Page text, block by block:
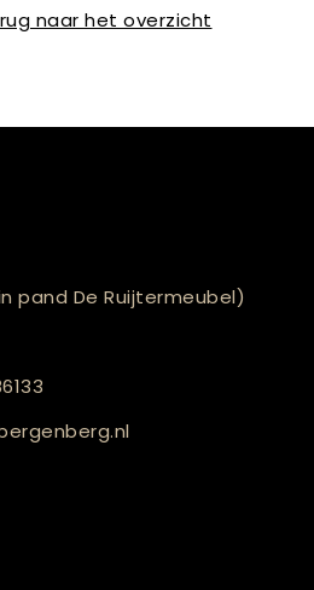
naar het overzicht
pand De Ruijtermeubel)